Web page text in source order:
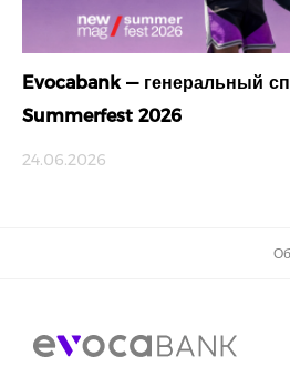
Evocabank — генеральный
Summerfest 2026
24.06.2026